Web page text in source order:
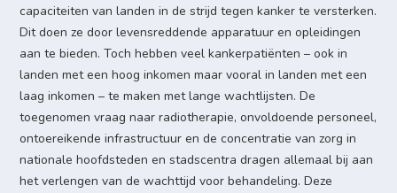
capaciteiten van landen in de strijd tegen kanker te versterken.
Dit doen ze door levensreddende apparatuur en opleidingen
aan te bieden. Toch hebben veel kankerpatiënten – ook in
landen met een hoog inkomen maar vooral in landen met een
laag inkomen – te maken met lange wachtlijsten. De
toegenomen vraag naar radiotherapie, onvoldoende personeel,
ontoereikende infrastructuur en de concentratie van zorg in
nationale hoofdsteden en stadscentra dragen allemaal bij aan
het verlengen van de wachttijd voor behandeling. Deze